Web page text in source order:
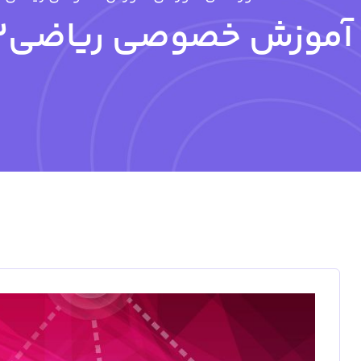
آموزش خصوصی ریاضی2 دانشگاه